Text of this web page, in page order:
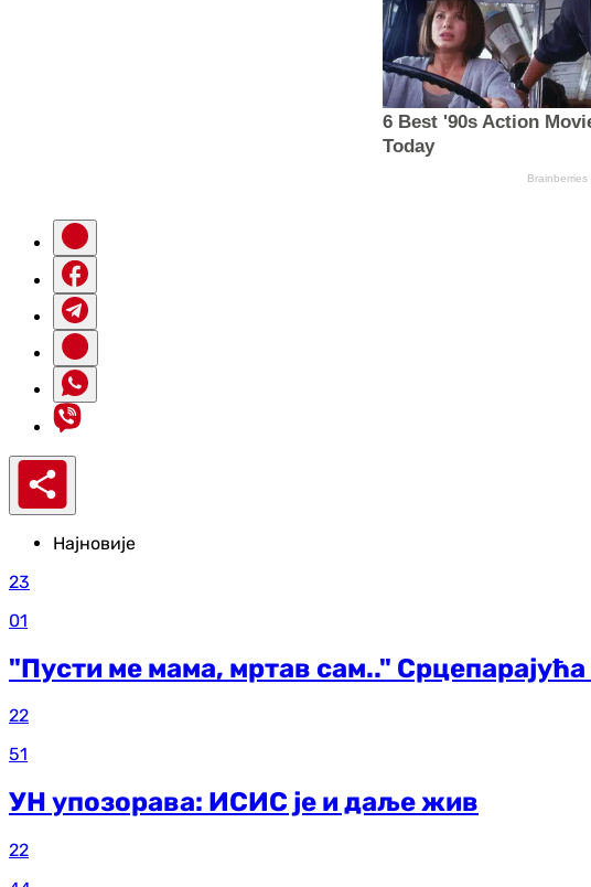
Најновије
23
01
"Пусти ме мама, мртав сам.." Срцепарајућа
22
51
УН упозорава: ИСИС је и даље жив
22